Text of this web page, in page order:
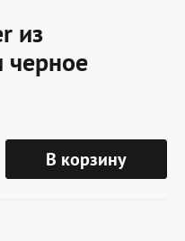
из
черное
В корзину